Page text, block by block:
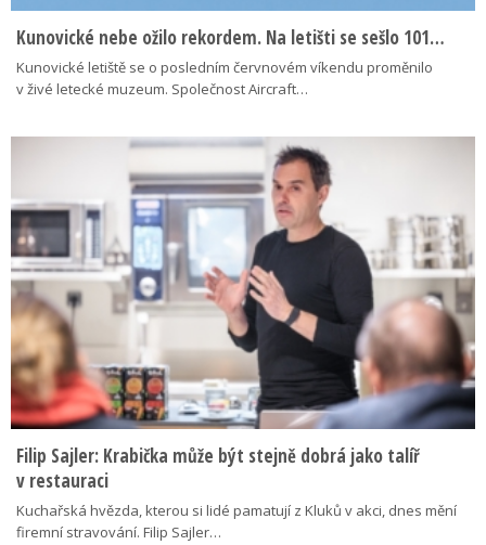
Kunovické nebe ožilo rekordem. Na letišti se sešlo 101…
Kunovické letiště se o posledním červnovém víkendu proměnilo
v živé letecké muzeum. Společnost Aircraft…
Filip Sajler: Krabička může být stejně dobrá jako talíř
v restauraci
Kuchařská hvězda, kterou si lidé pamatují z Kluků v akci, dnes mění
firemní stravování. Filip Sajler…